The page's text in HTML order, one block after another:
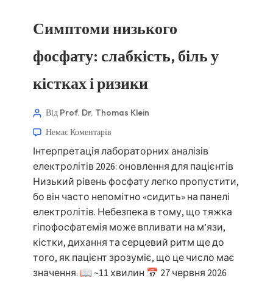
Симптоми низького
фосфату: слабкість, біль у
кістках і ризики
Від Prof. Dr. Thomas Klein
Немає Коментарів
Інтерпретація лабораторних аналізів
електролітів 2026: оновлення для пацієнтів
Низький рівень фосфату легко пропустити,
бо він часто непомітно «сидить» на панелі
електролітів. Небезпека в тому, що тяжка
гіпофосфатемія може впливати на м’язи,
кістки, дихання та серцевий ритм ще до
того, як пацієнт зрозуміє, що це число має
значення. 📖 ~11 хвилин 📅 27 червня 2026
Basa Jawa
ئۇيغۇرچە
Кыргызча
Татар теле
Беларуская мова
Esperanto
Frysk
Ślōnskŏ gŏdka
Norsk bokmål